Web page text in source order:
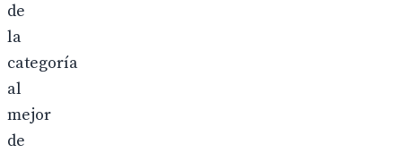
de
la
categoría
al
mejor
de